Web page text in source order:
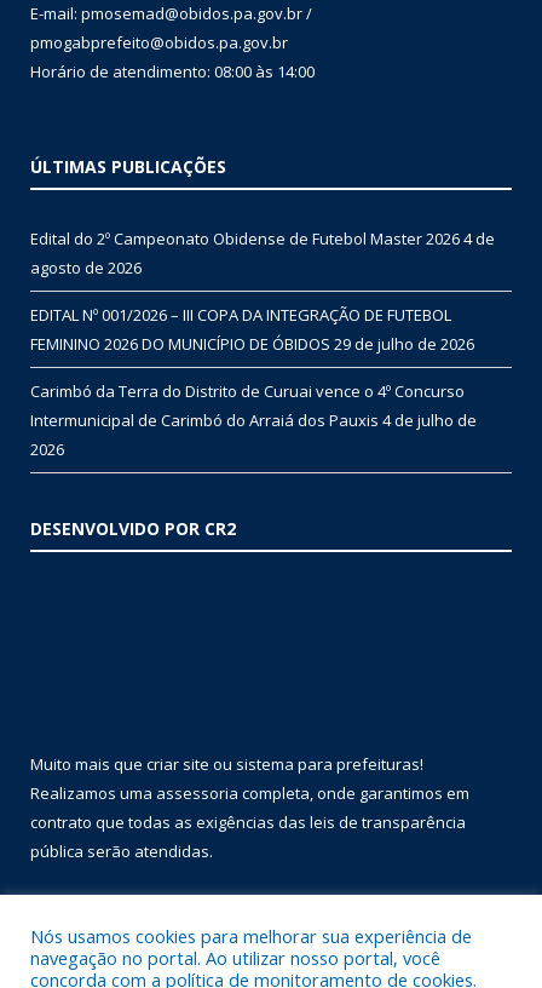
E-mail: pmosemad@obidos.pa.gov.br /
pmogabprefeito@obidos.pa.gov.br
Horário de atendimento: 08:00 às 14:00
ÚLTIMAS PUBLICAÇÕES
Edital do 2º Campeonato Obidense de Futebol Master 20264 de
agosto de 2026
EDITAL Nº 001/2026 – III COPA DA INTEGRAÇÃO DE FUTEBOL
FEMININO 2026 DO MUNICÍPIO DE ÓBIDOS 29 de julho de 2026
Carimbó da Terra do Distrito de Curuai vence o 4º Concurso
Intermunicipal de Carimbó do Arraiá dos Pauxis 4 de julho de
2026
DESENVOLVIDO POR CR2
Muito mais que criar site ou sistema para prefeituras!
Realizamos uma assessoria completa, onde garantimos em
contrato que todas as exigências das leis de transparência
pública serão atendidas.
Nós usamos cookies para melhorar sua experiência de
navegação no portal. Ao utilizar nosso portal, você
concorda com a política de monitoramento de cookies.